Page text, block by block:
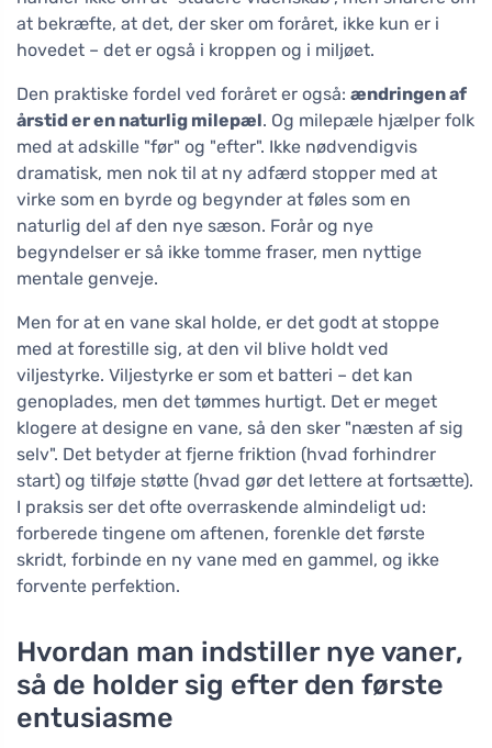
at bekræfte, at det, der sker om foråret, ikke kun er i
hovedet – det er også i kroppen og i miljøet.
Den praktiske fordel ved foråret er også: ændringen af
årstid er en naturlig milepæl. Og milepæle hjælper folk
med at adskille "før" og "efter". Ikke nødvendigvis
dramatisk, men nok til at ny adfærd stopper med at
virke som en byrde og begynder at føles som en
naturlig del af den nye sæson. Forår og nye
begyndelser er så ikke tomme fraser, men nyttige
mentale genveje.
Men for at en vane skal holde, er det godt at stoppe
med at forestille sig, at den vil blive holdt ved
viljestyrke. Viljestyrke er som et batteri – det kan
genoplades, men det tømmes hurtigt. Det er meget
klogere at designe en vane, så den sker "næsten af sig
selv". Det betyder at fjerne friktion (hvad forhindrer
start) og tilføje støtte (hvad gør det lettere at fortsætte).
I praksis ser det ofte overraskende almindeligt ud:
forberede tingene om aftenen, forenkle det første
skridt, forbinde en ny vane med en gammel, og ikke
forvente perfektion.
Hvordan man indstiller nye vaner,
så de holder sig efter den første
entusiasme